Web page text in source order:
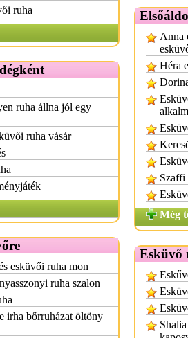
ruha
ruha állna jól egy
ruha vásár
esküvői ruha mon
ruha szalon
irha bőrruházat öltöny
Anna
Héra
Szaffi
Még
Esküvő